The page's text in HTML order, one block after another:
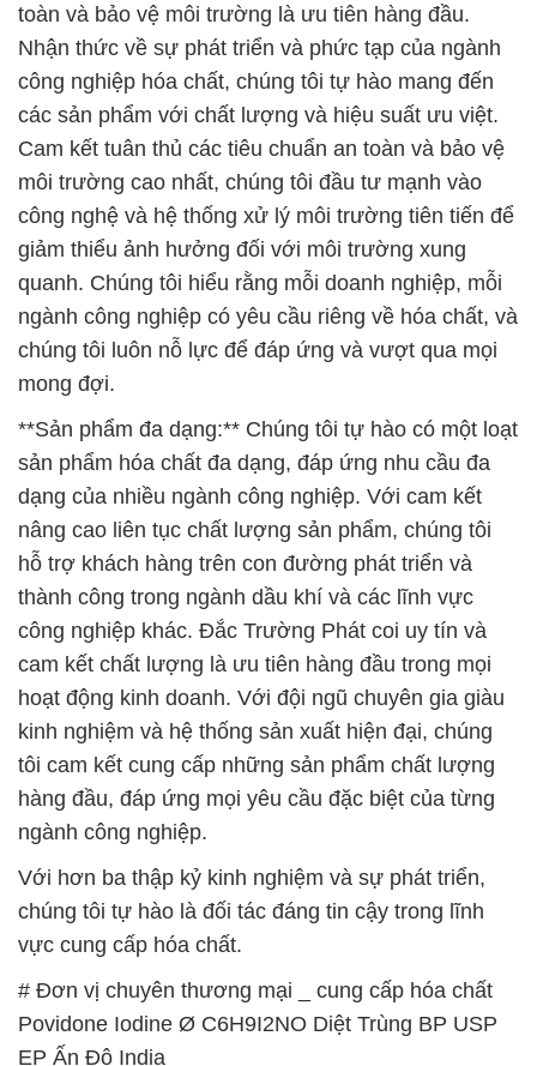
toàn và bảo vệ môi trường là ưu tiên hàng đầu.
Nhận thức về sự phát triển và phức tạp của ngành
công nghiệp hóa chất, chúng tôi tự hào mang đến
các sản phẩm với chất lượng và hiệu suất ưu việt.
Cam kết tuân thủ các tiêu chuẩn an toàn và bảo vệ
môi trường cao nhất, chúng tôi đầu tư mạnh vào
công nghệ và hệ thống xử lý môi trường tiên tiến để
giảm thiểu ảnh hưởng đối với môi trường xung
quanh. Chúng tôi hiểu rằng mỗi doanh nghiệp, mỗi
ngành công nghiệp có yêu cầu riêng về hóa chất, và
chúng tôi luôn nỗ lực để đáp ứng và vượt qua mọi
mong đợi.
**Sản phẩm đa dạng:** Chúng tôi tự hào có một loạt
sản phẩm hóa chất đa dạng, đáp ứng nhu cầu đa
dạng của nhiều ngành công nghiệp. Với cam kết
nâng cao liên tục chất lượng sản phẩm, chúng tôi
hỗ trợ khách hàng trên con đường phát triển và
thành công trong ngành dầu khí và các lĩnh vực
công nghiệp khác. Đắc Trường Phát coi uy tín và
cam kết chất lượng là ưu tiên hàng đầu trong mọi
hoạt động kinh doanh. Với đội ngũ chuyên gia giàu
kinh nghiệm và hệ thống sản xuất hiện đại, chúng
tôi cam kết cung cấp những sản phẩm chất lượng
hàng đầu, đáp ứng mọi yêu cầu đặc biệt của từng
ngành công nghiệp.
Với hơn ba thập kỷ kinh nghiệm và sự phát triển,
chúng tôi tự hào là đối tác đáng tin cậy trong lĩnh
vực cung cấp hóa chất.
# Đơn vị chuyên thương mại _ cung cấp hóa chất
Povidone Iodine Ø C6H9I2NO Diệt Trùng BP USP
EP Ấn Độ India